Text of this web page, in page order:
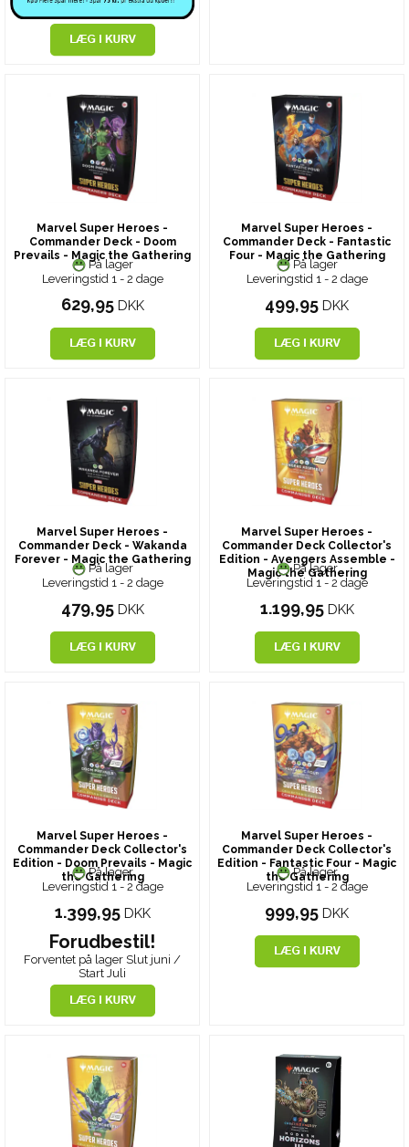
Marvel Super Heroes -
Commander Deck - Doom
Prevails - Magic the Gathering
På lager
Leveringstid 1 - 2 dage
629,95 DKK
Marvel Super Heroes -
Commander Deck - Fantastic
Four - Magic the Gathering
På lager
Leveringstid 1 - 2 dage
499,95 DKK
Marvel Super Heroes -
Commander Deck - Wakanda
Forever - Magic the Gathering
På lager
Leveringstid 1 - 2 dage
479,95 DKK
Marvel Super Heroes -
Commander Deck Collector's
Edition - Avengers Assemble -
Magic the Gathering
På lager
Leveringstid 1 - 2 dage
1.199,95 DKK
Marvel Super Heroes -
Commander Deck Collector's
Edition - Doom Prevails - Magic
the Gathering
På lager
Leveringstid 1 - 2 dage
1.399,95 DKK
Forudbestil!
Forventet på lager Slut juni /
Start Juli
Marvel Super Heroes -
Commander Deck Collector's
Edition - Fantastic Four - Magic
the Gathering
På lager
Leveringstid 1 - 2 dage
999,95 DKK